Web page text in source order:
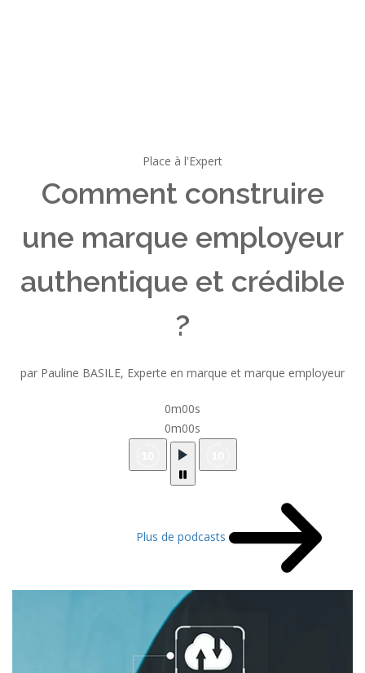
Place à l'Expert
Comment construire
une marque employeur
authentique et crédible
?
par Pauline BASILE, Experte en marque et marque employeur
0m00s
0m00s
Plus de podcasts